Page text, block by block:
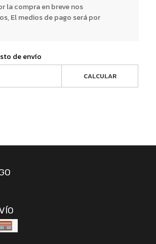
la compra en breve nos
El medios de pago será por
de envío
CALCULAR